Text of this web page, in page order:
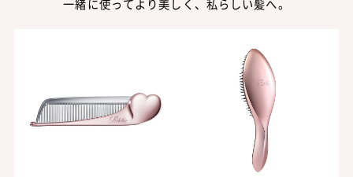
一緒に使ってより美しく、私らしい髪へ。